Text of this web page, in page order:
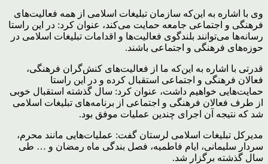
وی با اشاره به این‌که سازمان تبلیغات اسلامی از همه فعالیت‌های
فرهنگی و اجتماعی جامعه حمایت می‌کند، عنوان کرد: در این راستا
رسانه‌ها می‌توانند بلندگوی فعالیت‌ها و اقدامات تبلیغات اسلامی در
حوزه‌های فرهنگی و اجتماعی باشند.
قدرتی با اشاره به این‌که ما از فعالیت‌های کنش‌گران فرهنگی،
فعالان فرهنگی و اجتماعی استقبال کرده و در این راستا
حمایت‌هایی خواهیم داشت، عنوان کرد: سال گذشته استقبال خوبی
از طرف فعالان فرهنگی و اجتماعی از برنامه‌های تبلیغات اسلامی
شد که نتیجه آن اجرای چندین عملیات موفق بود.
مدیرکل تبلیغات اسلامی لرستان گفت: عملیات‌هایی مانند محرم،
سردار سلیمانی، ایام فاطمیه، فصل بندگی ماه رمضان و … طی
سال گذشته برگزار شد.